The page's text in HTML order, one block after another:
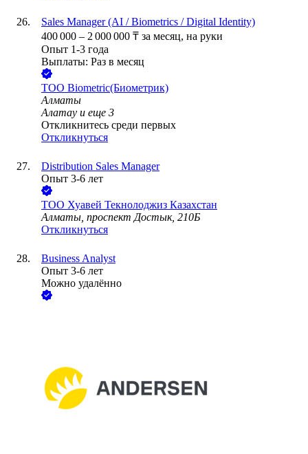
Sales Manager (AI / Biometrics / Digital Identity)
400 000 – 2 000 000 ₸ за месяц, на руки
Опыт 1-3 года
Выплаты: Раз в месяц
ТОО Biometric(Биометрик)
Алматы
Алатау и еще 3
Откликнитесь среди первых
Откликнуться
Distribution Sales Manager
Опыт 3-6 лет
ТОО Хуавей Текнолоджиз Казахстан
Алматы, проспект Достык, 210Б
Откликнуться
Business Analyst
Опыт 3-6 лет
Можно удалённо